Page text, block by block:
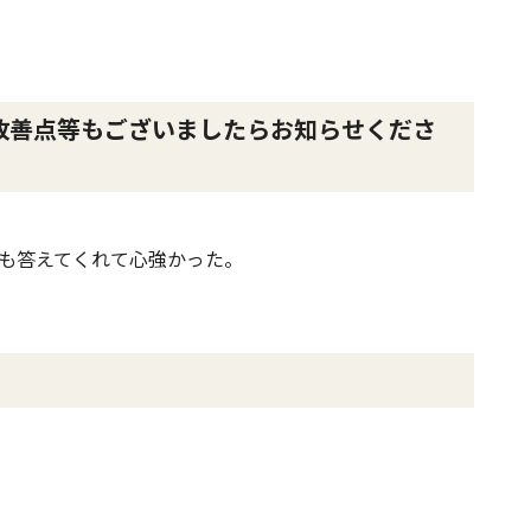
点等もございましたらお知らせくださ
えてくれて心強かった。